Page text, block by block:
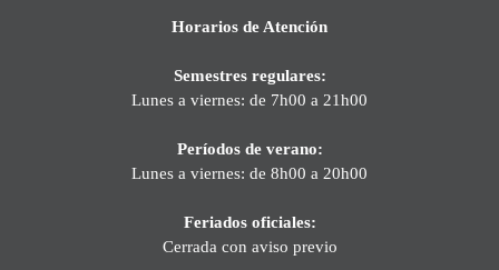
Horarios de Atención
Semestres regulares:
Lunes a viernes: de 7h00 a 21h00
Períodos de verano:
Lunes a viernes: de 8h00 a 20h00
Feriados oficiales:
Cerrada con aviso previo